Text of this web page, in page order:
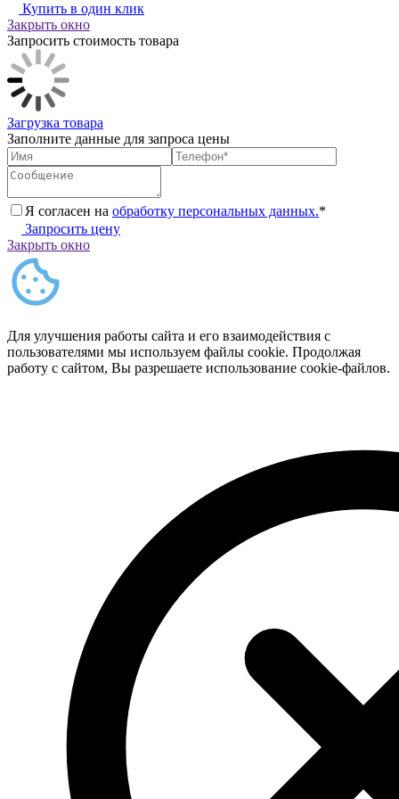
Купить в один клик
Закрыть окно
Запросить стоимость товара
Загрузка товара
Заполните данные для запроса цены
Я согласен на обработку персональных данных.*
Запросить цену
Закрыть окно
Для улучшения работы сайта и его взаимодействия с
пользователями мы используем файлы cookie. Продолжая
работу с сайтом, Вы разрешаете использование cookie-файлов.